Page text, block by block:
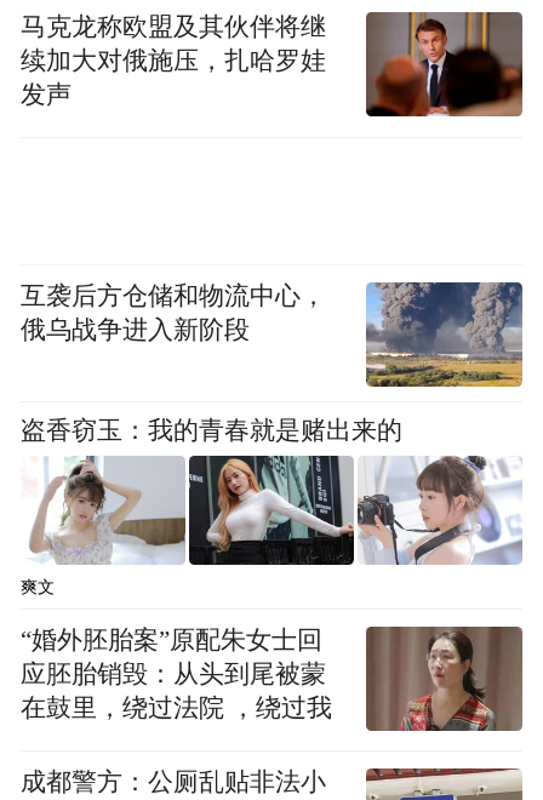
马克龙称欧盟及其伙伴将继
续加大对俄施压，扎哈罗娃
发声
互袭后方仓储和物流中心，
俄乌战争进入新阶段
盗香窃玉：我的青春就是赌出来的
爽文
“婚外胚胎案”原配朱女士回
应胚胎销毁：从头到尾被蒙
在鼓里，绕过法院 ，绕过我
成都警方：公厕乱贴非法小